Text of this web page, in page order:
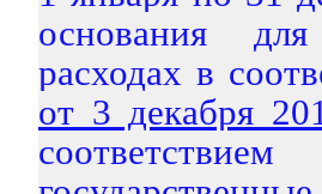
основания
расходах в
от 3 декабря